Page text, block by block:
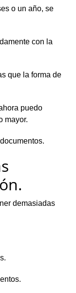
o un año, se
con la
que la forma de
puedo
mayor.
demasiadas